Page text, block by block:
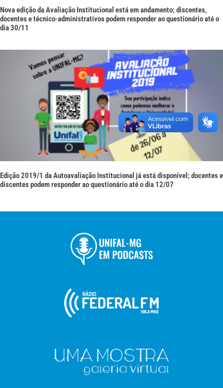
Nova edição da Avaliação Institucional está em andamento; discentes,
docentes e técnico-administrativos podem responder ao questionário até o
dia 30/11
Edição 2019/1 da Autoavaliação Institucional já está disponível; docentes e
discentes podem responder ao questionário até o dia 12/07